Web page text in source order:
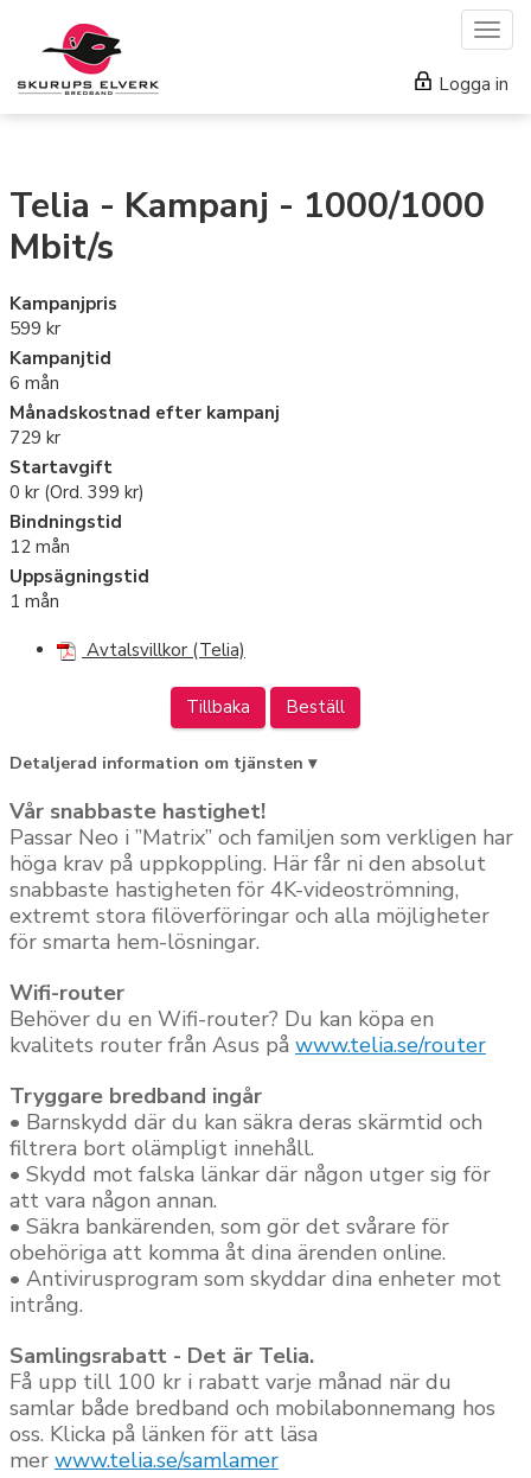
Logga in
Telia - Kampanj - 1000/1000
Mbit/s
Kampanjpris
599 kr
Kampanjtid
6 mån
Månadskostnad efter kampanj
729 kr
Startavgift
0 kr (Ord. 399 kr)
Bindningstid
12 mån
Uppsägningstid
1 mån
Avtalsvillkor (Telia)
Tillbaka Beställ
Detaljerad information om tjänsten ▾
Vår snabbaste hastighet!
Passar Neo i ”Matrix” och familjen som verkligen har
höga krav på uppkoppling. Här får ni den absolut
snabbaste hastigheten för 4K-videoströmning,
extremt stora filöverföringar och alla möjligheter
för smarta hem-lösningar.
Wifi-router
Behöver du en Wifi-router? Du kan köpa en
kvalitets router från Asus på www.telia.se/router
Tryggare bredband ingår
• Barnskydd där du kan säkra deras skärmtid och
filtrera bort olämpligt innehåll.
• Skydd mot falska länkar där någon utger sig för
att vara någon annan.
• Säkra bankärenden, som gör det svårare för
obehöriga att komma åt dina ärenden online.
• Antivirusprogram som skyddar dina enheter mot
intrång.
Samlingsrabatt - Det är Telia.
Få upp till 100 kr i rabatt varje månad när du
samlar både bredband och mobilabonnemang hos
oss. Klicka på länken för att läsa
mer www.telia.se/samlamer